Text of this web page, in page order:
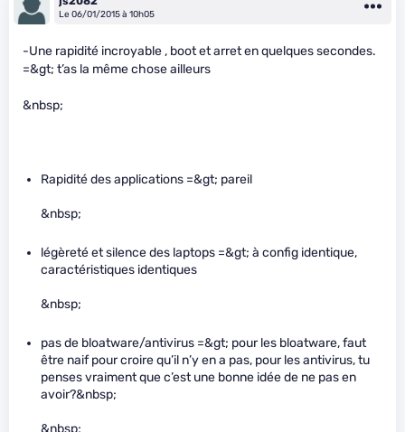
Le 06/01/2015 à 10h05
-Une rapidité incroyable , boot et arret en quelques secondes.
=&gt; t’as la même chose ailleurs
&nbsp;
Rapidité des applications =&gt; pareil
&nbsp;
légèreté et silence des laptops =&gt; à config identique,
caractéristiques identiques
&nbsp;
pas de bloatware/antivirus =&gt; pour les bloatware, faut
être naif pour croire qu’il n’y en a pas, pour les antivirus, tu
penses vraiment que c’est une bonne idée de ne pas en
avoir?&nbsp;